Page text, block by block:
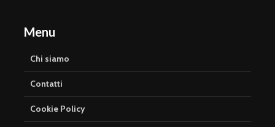
Menu
Chi siamo
Contatti
Cookie Policy